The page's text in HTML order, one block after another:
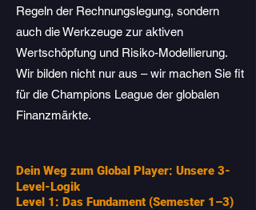
Regeln der Rechnungslegung, sondern
auch die Werkzeuge zur aktiven
Wertschöpfung und Risiko-Modellierung.
Wir bilden nicht nur aus – wir machen Sie fit
für die Champions League der globalen
Finanzmärkte.
Dein Weg zum Global Player: Unsere 3-
Level-Logik
Level 1: Das Fundament (Semester 1–3)